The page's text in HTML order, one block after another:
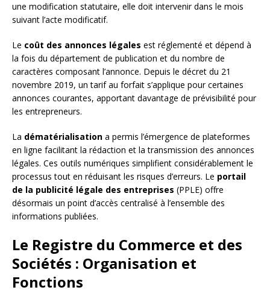
une modification statutaire, elle doit intervenir dans le mois
suivant l’acte modificatif.
Le coût des annonces légales est réglementé et dépend à
la fois du département de publication et du nombre de
caractères composant l’annonce. Depuis le décret du 21
novembre 2019, un tarif au forfait s’applique pour certaines
annonces courantes, apportant davantage de prévisibilité pour
les entrepreneurs.
La dématérialisation a permis l’émergence de plateformes
en ligne facilitant la rédaction et la transmission des annonces
légales. Ces outils numériques simplifient considérablement le
processus tout en réduisant les risques d’erreurs. Le portail
de la publicité légale des entreprises (PPLE) offre
désormais un point d’accès centralisé à l’ensemble des
informations publiées.
Le Registre du Commerce et des
Sociétés : Organisation et
Fonctions